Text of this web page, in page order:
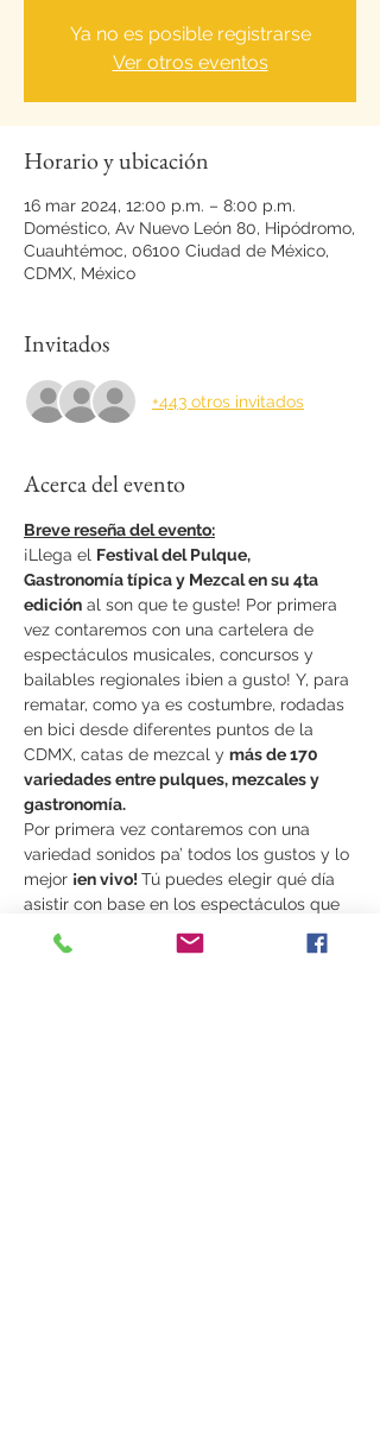
Ya no es posible registrarse
Ver otros eventos
Horario y ubicación
16 mar 2024, 12:00 p.m. – 8:00 p.m.
Doméstico, Av Nuevo León 80, Hipódromo,
Cuauhtémoc, 06100 Ciudad de México,
CDMX, México
Invitados
+443 otros invitados
Acerca del evento
Breve reseña del evento:
¡Llega el Festival del Pulque,
Gastronomía típica y Mezcal en su 4ta
edición al son que te guste! Por primera
vez contaremos con una cartelera de
espectáculos musicales, concursos y
bailables regionales ¡bien a gusto! Y, para
rematar, como ya es costumbre, rodadas
en bici desde diferentes puntos de la
CDMX, catas de mezcal y más de 170
variedades entre pulques, mezcales y
gastronomía.
Por primera vez contaremos con una
variedad sonidos pa’ todos los gustos y lo
mejor ¡en vivo! Tú puedes elegir qué día
asistir con base en los espectáculos que
te gustaría disfrutar. Tendremos desde
una orquesta de salsa, bandas